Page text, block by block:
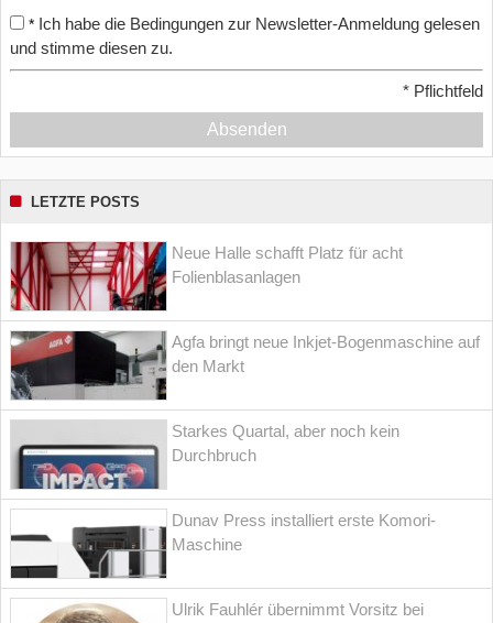
* Ich habe die Bedingungen zur Newsletter-Anmeldung gelesen
und stimme diesen zu.
* Pflichtfeld
Absenden
LETZTE POSTS
Neue Halle schafft Platz für acht
Folienblasanlagen
Agfa bringt neue Inkjet-Bogenmaschine auf
den Markt
Starkes Quartal, aber noch kein
Durchbruch
Dunav Press installiert erste Komori-
Maschine
Ulrik Fauhlér übernimmt Vorsitz bei